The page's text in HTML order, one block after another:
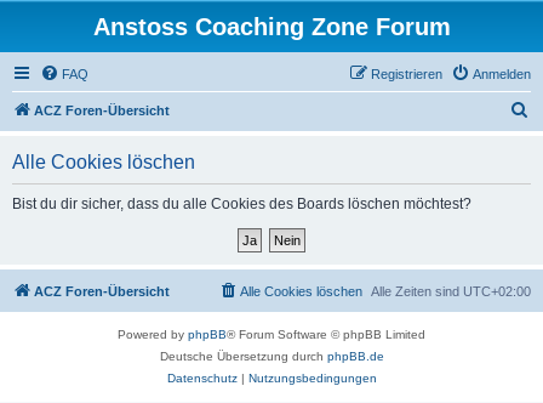
Anstoss Coaching Zone Forum
FAQ Anmelden
Registrieren
ACZ Foren-Übersicht
Alle Cookies löschen
Bist du dir sicher, dass du alle Cookies des Boards löschen möchtest?
ACZ Foren-Übersicht Alle Zeiten sind UTC+02:00
Alle Cookies löschen
Powered by phpBB® Forum Software © phpBB Limited
Deutsche Übersetzung durch phpBB.de
Datenschutz| Nutzungsbedingungen